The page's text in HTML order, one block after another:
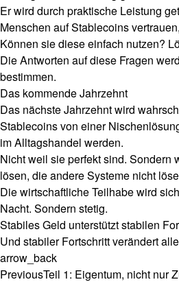
Er wird durch praktische Leistung
Menschen auf Stablecoins
Können sie diese einfach nutzen?
Die Antworten auf diese Fragen
bestimmen.
Das kommende Jahrzehnt
Das nächste Jahrzehnt wird
Stablecoins von einer
im Alltagshandel werden.
Nicht weil sie perfekt sind. Sondern
lösen, die andere Systeme nicht
Die wirtschaftliche Teilhabe wird
Nacht. Sondern stetig.
Stabiles Geld unterstützt stabilen
Und stabiler Fortschritt verändert
arrow_back
PreviousTeil 1: Eigentum, nicht nur